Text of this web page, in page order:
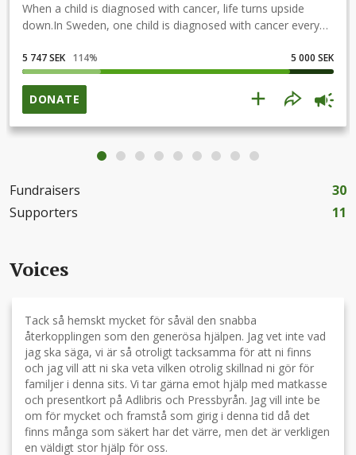
When a child is diagnosed with cancer, life turns upside
down.In Sweden, one child is diagnosed with cancer every
types of cancer every year. The average treatment time is
one year, which means that around 3,200 children and
adults are affected each year when a child is diagnosed with
cancer. Support, care, and concrete measures are therefore
needed to make everyday life easier for everyone
Sweden that makes everyday life easier for families living
psychological, and social support through, for example, gift
cards for food, tickets to events, or counseling.
5 747 SEK 114% 5 000 SEK
DONATE
Fundraisers
30
Supporters
11
Voices
Tack så hemskt mycket för såväl den snabba
återkopplingen som den generösa hjälpen. Jag vet inte vad
jag ska säga, vi är så otroligt tacksamma för att ni finns
och jag vill att ni ska veta vilken otrolig skillnad ni gör för
familjer i denna sits. Vi tar gärna emot hjälp med matkasse
och presentkort på Adlibris och Pressbyrån. Jag vill inte be
om för mycket och framstå som girig i denna tid då det
finns många som säkert har det värre, men det är verkligen
en väldigt stor hjälp för oss.